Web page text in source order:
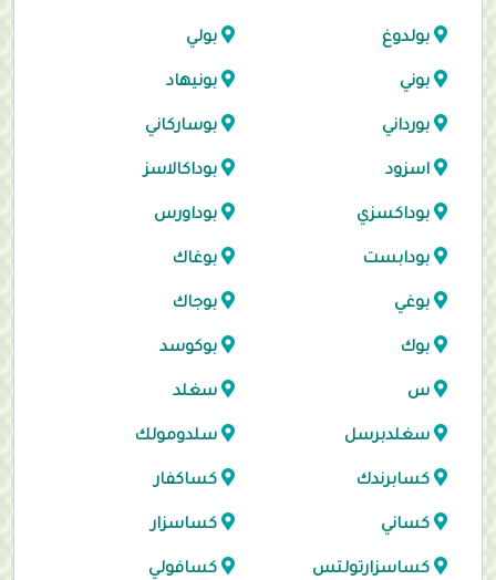
بولدوغ بولي
بوني بونيهاد
بورداني بوساركاني
اسزود بوداكالاسز
بوداكسزي بوداورس
بودابست بوغاك
بوغي بوجاك
بوك بوكوسد
س سغلد
سغلدبرسل سلدومولك
كسابرندك كساكفار
كساني كساسزار
كساسزارتولتس كسافولي